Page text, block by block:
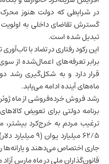
در شرایطی که دولت هنوز
گسترش تقاضای داخلی به
تبدیل شده است.
این رکود رفتاری در تضاد با
برابر تعرفه‌های اعمال‌شده از
قرار دارد و به شکل‌گیری رشد
ماه‌های آینده ادامه می‌یابد.
رشد فروشخرده‌فروشیاز ماه
برنامه دولتی برای تعویض
ترغیب مردم به خرج‌کرد بیشتر،
۶۲/۵ میلیارد
جاری اختصاص می‌دهند و یارانه‌ها
قانون‌گذاران ملی در ماه مارس